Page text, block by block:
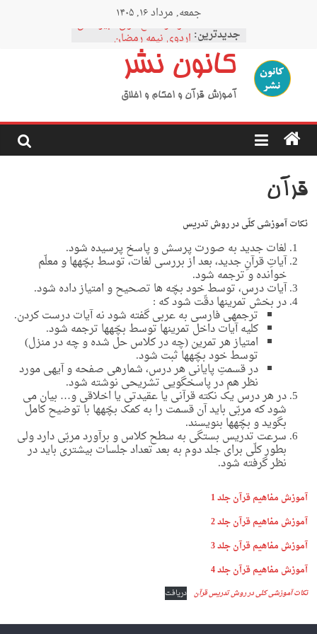
جمعه, مرداد ۱۶, ۱۴۰۵
جدیدترین:
نمودار مقطع فوق دبیرستان
اردوی نیمه رمضان
اردوی نیمه شعبان
اردوی غدیر
اردوی محرم
کانون نشر
آموزش قرآن و احکام و اخلاق
قرآن
نکات آموزشی کلّی در روش تدریس
لغات جدید به صورت پرسش و پاسخ پرسیده شود.
آیاتِ قرآنِ جدید، بعد از بررسی لغات، توسط بچّه­ها و معلّم
خوانده و ترجمه شود.
آیات درس، توسط خود بچّه ها تصحیح و امتیاز داده شود.
در بخش تمرین­ها دقّت شود که :
ترجمه­ی فارسی به عربی گفته شود نه آیات درست کردن.
کلیه آیات داخل تمرین­ها توسط بچّه­ها ترجمه شود.
امتیاز هر تمرین (چه در کلاس حل شده و چه در منزل)
توسط خود بچّه­ها ثبت شود.
در قسمتِ پایانی هر درس، شماره­ی صفحه و آیه­ی مورد
نظر هم در پاسخگویی تشریحی نوشته شود.
در هر درس یک نکته قرآنی یا عقیدتی یا اخلاقی و… بیان می
شود که مربّی باید آن قسمت را به کمک بچّه­ها با توضیح کامل
بگوید و بچّه­ها بنویسند.
سرعت تدریس بستگی به سطح کلاس و برآورد مربّی دارد ولی
بطور کلّی برای جلد دوم به بعد تعداد جلسات بیشتری باید در
نظر گرفته شود.
آموزش مفاهیم قرآن جلد 1
آموزش مفاهیم قرآن جلد 2
آموزش مفاهیم قرآن جلد 3
آموزش مفاهیم قرآن جلد 4
نکات آموزشی کلی در روش تدریس قرآن دریافت